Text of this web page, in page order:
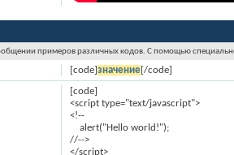
примеров различных кодов. С помощью
[code]значение[/code]
[code]
<script type="text/javascript">
<!--
alert("Hello world!");
//-->
</script>